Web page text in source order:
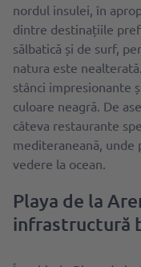
nordul insulei, în
dintre destinațiile
sălbatică și de surf,
natura este
stânci impresionante
culoare neagră. De
câteva restaurante
mediteraneană, unde
vedere la ocean.
Playa de la
infrastructură